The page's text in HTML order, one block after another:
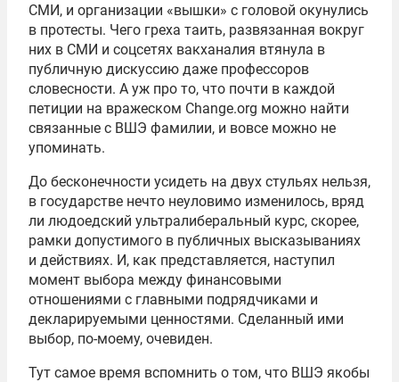
СМИ, и организации «вышки» с головой окунулись
в протесты. Чего греха таить, развязанная вокруг
них в СМИ и соцсетях вакханалия втянула в
публичную дискуссию даже профессоров
словесности. А уж про то, что почти в каждой
петиции на вражеском Change.org можно найти
связанные с ВШЭ фамилии, и вовсе можно не
упоминать.
До бесконечности усидеть на двух стульях нельзя,
в государстве нечто неуловимо изменилось, вряд
ли людоедский ультралиберальный курс, скорее,
рамки допустимого в публичных высказываниях
и действиях. И, как представляется, наступил
момент выбора между финансовыми
отношениями с главными подрядчиками и
декларируемыми ценностями. Сделанный ими
выбор, по-моему, очевиден.
Тут самое время вспомнить о том, что ВШЭ якобы